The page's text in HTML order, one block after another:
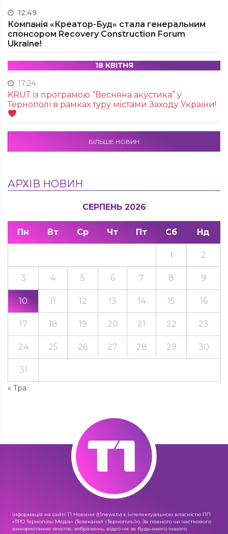
12:49
Компанія «Креатор-Буд» стала генеральним
спонсором Recovery Construction Forum
Ukraine!
18 КВІТНЯ
17:24
KRUТ із програмою “Весняна акустика” у
Тернополі в рамках туру містами Заходу України!
БІЛЬШЕ НОВИН
АРХІВ НОВИН
СЕРПЕНЬ 2026
Пн Вт Ср Чт Пт Сб Нд
« Тра
1 2
3 4 5 6 7 8 9
10 11 12 13 14 15 16
17 18 19 20 21 22 23
24 25 26 27 28 29 30
31
Інформація на сайті Т1 Новини (t1news.tv) є інтелектуальною власністю ПП
«ТРО Тернопіль-Медіа» (Телеканал «Тернопіль1»). За повного чи часткового
використання текстів, зображень, відео чи за будь-якого іншого